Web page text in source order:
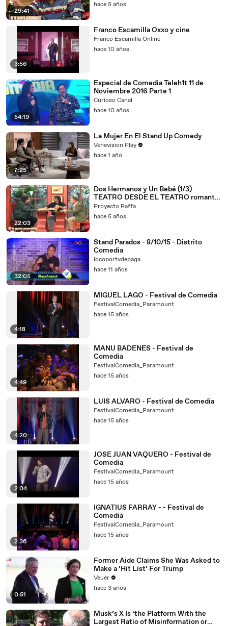
29:41
hace 5 años
3:56
Franco Escamilla Oxxo y cine
Franco Escamilla Online
hace 10 años
54:19
Especial de Comedia Teleh1t 11 de
Noviembre 2016 Parte 1
Curioso Canal
hace 10 años
7:25
La Mujer En El Stand Up Comedy
Venevision Play
hace 1 año
22:03
Dos Hermanos y Un Bebé (1/3)
TEATRO DESDE EL TEATRO romantic
comedy
Proyecto Raffa
hace 5 años
32:05
Stand Parados - 8/10/15 - Distrito
Comedia
locoportvdepaga
hace 11 años
4:18
MIGUEL LAGO - Festival de Comedia
FestivalComedia_Paramount
hace 15 años
4:49
MANU BADENES - Festival de
Comedia
FestivalComedia_Paramount
hace 15 años
4:20
LUIS ALVARO - Festival de Comedia
FestivalComedia_Paramount
hace 15 años
2:04
JOSE JUAN VAQUERO - Festival de
Comedia
FestivalComedia_Paramount
hace 15 años
2:36
IGNATIUS FARRAY - - Festival de
Comedia
FestivalComedia_Paramount
hace 15 años
0:51
Former Aide Claims She Was Asked to
Make a ‘Hit List’ For Trump
Veuer
hace 3 años
Musk’s X Is ‘the Platform With the
Largest Ratio of Misinformation or